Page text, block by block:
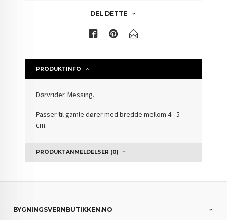
DEL DETTE
PRODUKTINFO
Dørvrider. Messing.
Passer til gamle dører med bredde mellom 4 - 5
cm.
PRODUKTANMELDELSER (0)
BYGNINGSVERNBUTIKKEN.NO